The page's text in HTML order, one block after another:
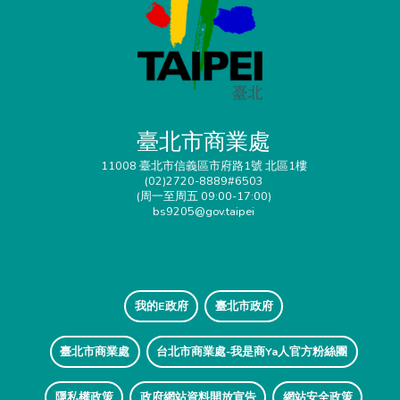
臺北市商業處
11008 臺北市信義區市府路1號 北區1樓
(02)2720-8889#6503
(周一至周五 09:00-17:00)
bs9205@gov.taipei
我的E政府 臺北市政府
臺北市商業處 台北市商業處-我是商Ya人官方粉絲團